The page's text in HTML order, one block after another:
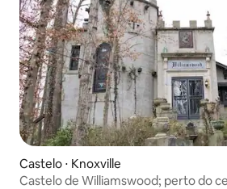
Castelo ⋅ Knoxville
Castelo de Williamswood; perto do